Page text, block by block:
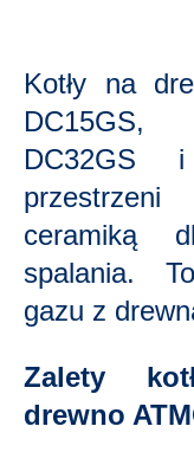
Kotły na
DC15GS,
DC32GS
ceramiką
spalania.
gazu z
Zalety
drewno